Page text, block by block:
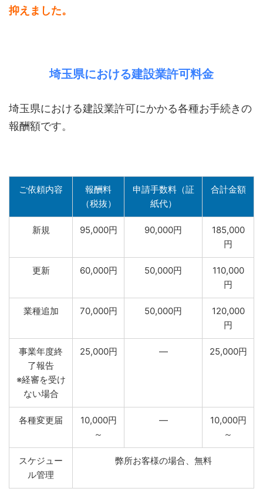
抑えました。
埼玉県における建設業許可料金
埼玉県における建設業許可にかかる各種お手続きの
報酬額です。
ご依頼内容
報酬料
（税抜）
申請手数料（証
紙代）
合計金額
新規 95,000円 90,000円
185,000
円
更新 60,000円 50,000円
110,000
円
業種追加 70,000円 50,000円
120,000
円
事業年度終
了報告
※経審を受け
ない場合
25,000円 ― 25,000円
各種変更届
10,000円
～
―
10,000円
～
スケジュー
ル管理
弊所お客様の場合、無料